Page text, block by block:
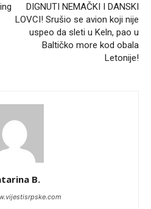
DIGNUTI NEMAČKI I DANSKI
LOVCI! Srušio se avion koji nije
uspeo da sleti u Keln, pao u
Baltičko more kod obala
Letonije!
B.